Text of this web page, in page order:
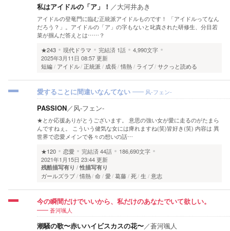
私はアイドルの「ア」！ ／大河井あき
アイドルの登竜門に臨む正統派アイドルものです！ 「アイドルってなん
だろう？」。アイドルの「ア」の字もないと叱責された研修生、分目若
菜が掴んだ答えとは……？
★243
現代ドラマ 完結済 1話
4,990文字
2025年3月11日 08:57 更新
短編
アイドル 正統派 成長 情熱 ライブ サクっと読める
愛することに間違いなんてない 风-フェン-
PASSION／风-フェン-
★とか応援ありがとうございます。 意思の強い女が愛に走るのがたまら
んですねぇ。 こういう健気な女には痺れますね(笑)皆好き(笑) 内容は 異
世界で恋愛メインで各々の想いの話…
★120
恋愛 完結済44話
186,690文字
2021年1月15日 23:44 更新
残酷描写有り 性描写有り
ガールズラブ 情熱 命 愛 葛藤 死 生 意志
今の瞬間だけでいいから、私だけのあなたでいて欲しい。
蒼河颯人
潮騒の歌〜赤いハイビスカスの花〜／蒼河颯人